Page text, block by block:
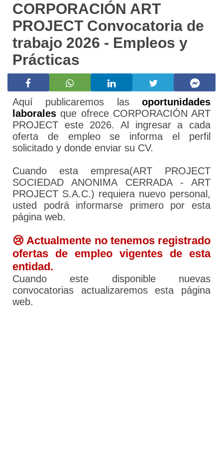
CORPORACIÓN ART
PROJECT Convocatoria de
trabajo 2026 - Empleos y
Prácticas
Aquí publicaremos las oportunidades
laborales que ofrece CORPORACIÓN ART
PROJECT este 2026. Al ingresar a cada
oferta de empleo se informa el perfil
solicitado y donde enviar su CV.
Cuando esta empresa(ART PROJECT
SOCIEDAD ANONIMA CERRADA - ART
PROJECT S.A.C.) requiera nuevo personal,
usted podrá informarse primero por esta
página web.
😢 Actualmente no tenemos registrado
ofertas de empleo vigentes de esta
entidad.
Cuando este disponible nuevas
convocatorias actualizaremos esta página
web.